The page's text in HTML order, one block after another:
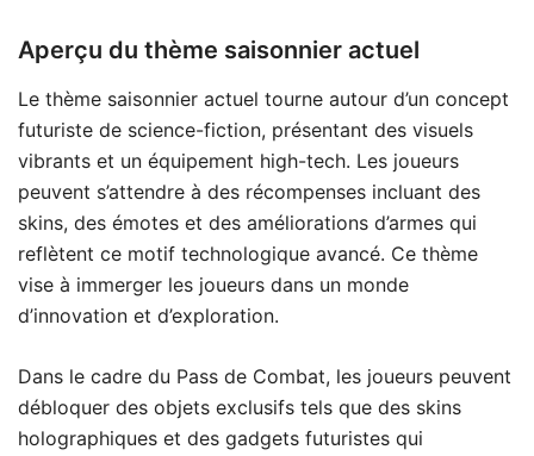
Aperçu du thème saisonnier actuel
Le thème saisonnier actuel tourne autour d’un concept
futuriste de science-fiction, présentant des visuels
vibrants et un équipement high-tech. Les joueurs
peuvent s’attendre à des récompenses incluant des
skins, des émotes et des améliorations d’armes qui
reflètent ce motif technologique avancé. Ce thème
vise à immerger les joueurs dans un monde
d’innovation et d’exploration.
Dans le cadre du Pass de Combat, les joueurs peuvent
débloquer des objets exclusifs tels que des skins
holographiques et des gadgets futuristes qui